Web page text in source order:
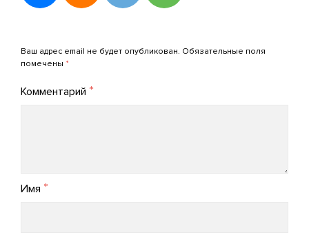
Posted
by
Ваш адрес email не будет опубликован. Обязательные поля
помечены *
Комментарий *
Имя *